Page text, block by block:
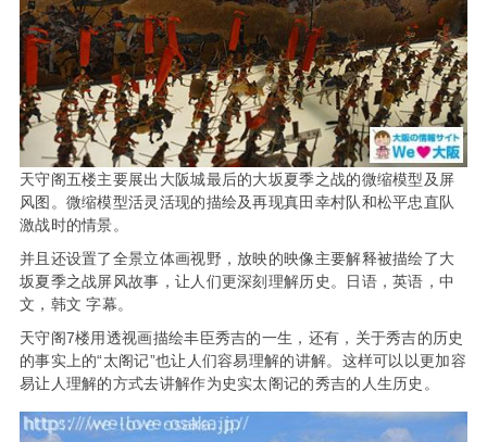
天守阁五楼主要展出大阪城最后的大坂夏季之战的微缩模型及屏
风图。微缩模型活灵活现的描绘及再现真田幸村队和松平忠直队
激战时的情景。
并且还设置了全景立体画视野，放映的映像主要解释被描绘了大
坂夏季之战屏风故事，让人们更深刻理解历史。日语，英语，中
文，韩文 字幕。
天守阁7楼用透视画描绘丰臣秀吉的一生，还有，关于秀吉的历史
的事实上的“太阁记”也让人们容易理解的讲解。这样可以以更加容
易让人理解的方式去讲解作为史实太阁记的秀吉的人生历史。